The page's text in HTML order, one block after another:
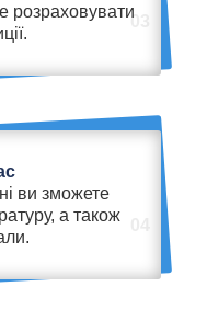
03
розраховувати
ви зможете
а також